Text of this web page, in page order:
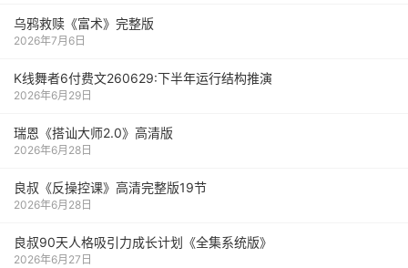
乌鸦救赎《富术》完整版
2026年7月6日
K线舞者6付费文260629:下半年运行结构推演
2026年6月29日
瑞恩《搭讪大师2.0》高清版
2026年6月28日
良叔《反操控课》高清完整版19节
2026年6月28日
良叔90天人格吸引力成长计划《全集系统版》
2026年6月27日